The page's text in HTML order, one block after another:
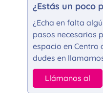
¿Estás un poco
¿Echa en falta
pasos necesarios
espacio en Centro
dudes en
Llámanos al